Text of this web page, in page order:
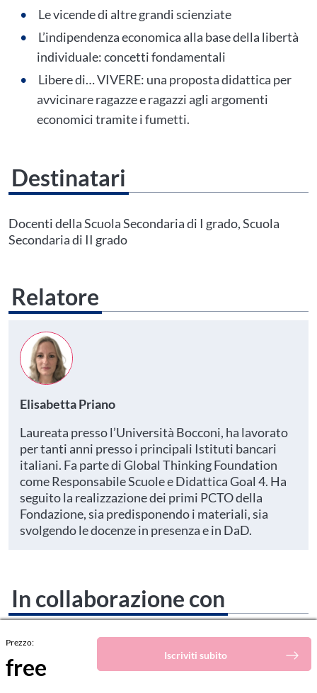
Prezzo:
free Iscriviti subito
Le vicende di altre grandi scienziate
L’indipendenza economica alla base della libertà
individuale: concetti fondamentali
Libere di… VIVERE: una proposta didattica per
avvicinare ragazze e ragazzi agli argomenti
economici tramite i fumetti.
Destinatari
tuo profilo personalePrima di procedere all'iscrizione aggiorna le tue scuole in
Area Personale
Docenti della Scuola Secondaria di I grado, Scuola
Secondaria di II grado
Relatore
Elisabetta Priano
Laureata presso l’Università Bocconi, ha lavorato
per tanti anni presso i principali Istituti bancari
italiani. Fa parte di Global Thinking Foundation
come Responsabile Scuole e Didattica Goal 4. Ha
seguito la realizzazione dei primi PCTO della
Fondazione, sia predisponendo i materiali, sia
svolgendo le docenze in presenza e in DaD.
In collaborazione con